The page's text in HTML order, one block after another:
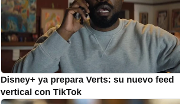
Disney+ ya prepara Verts: su nuevo feed
vertical con TikTok